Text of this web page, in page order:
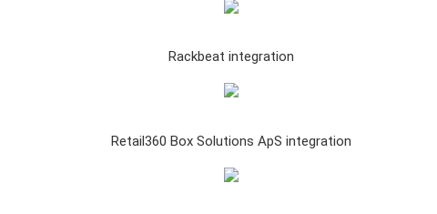
Rackbeat integration
Retail360 Box Solutions ApS integration